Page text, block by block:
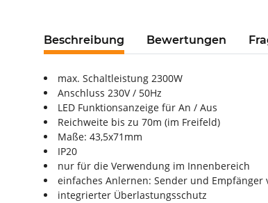
Beschreibung Bewertungen
max. Schaltleistung 2300W
Anschluss 230V / 50Hz
LED Funktionsanzeige für An / Aus
Reichweite bis zu 70m (im Freifeld)
Maße: 43,5x71mm
IP20
nur für die Verwendung im Innenbereich
einfaches Anlernen: Sender und
integrierter Überlastungsschutz